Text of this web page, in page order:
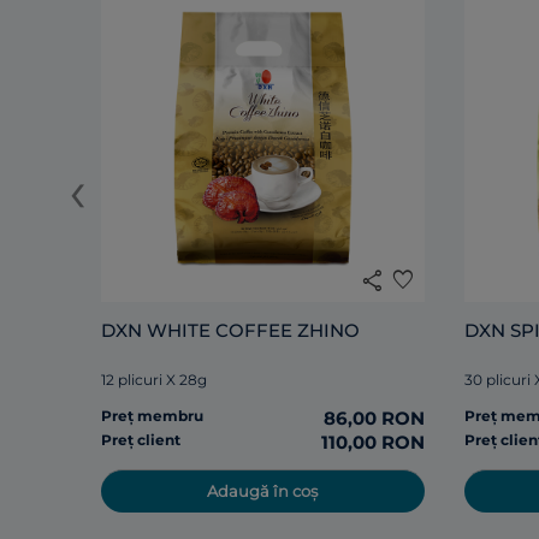
share favorite
DXN WHITE COFFEE ZHINO
12 plicuri X 28g
Preț membru
86,00 RON
Preț client 110,00 RON
Adaugă în coș
DXN
30 plicuri
Preț
Preț
‹